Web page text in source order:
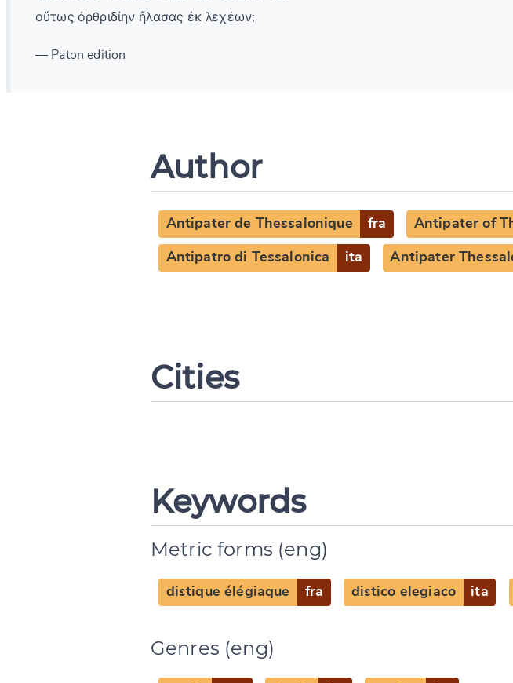
οὕτως ὀρθριδίην ἤλασας ἐκ λεχέων;
— Paton edition
Author
Antipater de Thessalonique fra Antipater of
Antipatro di Tessalonica ita Antipater
Cities
Keywords
Metric forms (eng)
distique élégiaque fra distico elegiaco ita
Genres (eng)